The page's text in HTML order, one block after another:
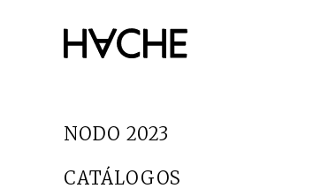
contenido
NODO 2023
CATÁLOGOS